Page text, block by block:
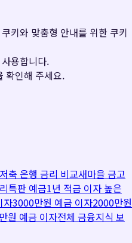
키와 맞춤형 안내를 위한 쿠키
용합니다.
확인해 주세요.
저축 은행 금리 비교새마을 금고
특판 예금1년 적금 이자 높은
자3000만원 예금 이자2000만원
원 예금 이자전체 금융지식 보